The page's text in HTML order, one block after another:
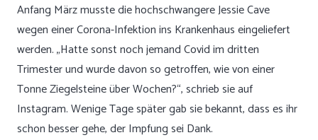
Anfang März musste die hochschwangere Jessie Cave
wegen einer Corona-Infektion ins Krankenhaus eingeliefert
werden. „Hatte sonst noch jemand Covid im dritten
Trimester und wurde davon so getroffen, wie von einer
Tonne Ziegelsteine über Wochen?“,schrieb sie auf
Instagram. Wenige Tage später gab sie bekannt, dass es ihr
schon besser gehe, der Impfung sei Dank.